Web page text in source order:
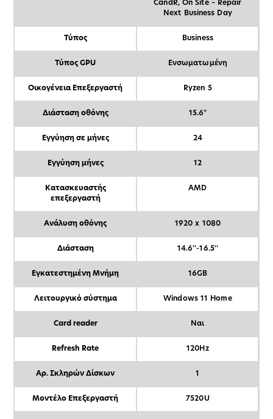
CandR, On Site – Repair
Next Business Day
Τύπος Business
Τύπος GPU Ενσωματωμένη
Οικογένεια Επεξεργαστή Ryzen 5
Διάσταση οθόνης 15.6"
Εγγύηση σε μήνες 24
Εγγύηση μήνες 12
Κατασκευαστής
επεξεργαστή
AMD
Ανάλυση οθόνης 1920 x 1080
Διάσταση 14.6''-16.5''
Εγκατεστημένη Μνήμη 16GB
Λειτουργικό σύστημα Windows 11 Home
Card reader Ναι
Refresh Rate 120Hz
Αρ. Σκληρών Δίσκων 1
Μοντέλο Επεξεργαστή 7520U